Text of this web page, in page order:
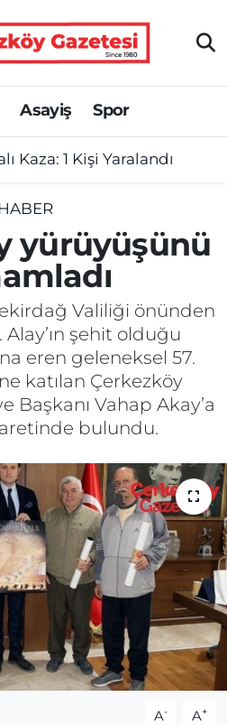
Asayiş Spor
Kaza: 1 Kişi Yaralandı
HABER
yürüyüşünü
Valiliği önünden
Alay’ın şehit olduğu
eren geleneksel 57.
katılan Çerkezköy
Başkanı Vahap Akay’a
bulundu.
A- A+
Eczaneler
Vakitleri
Haritası
ve Fikstür